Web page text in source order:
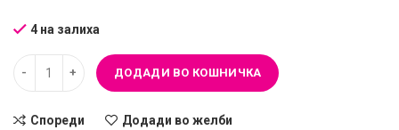
4 на залиха
ДОДАДИ ВО КОШНИЧКА
Спореди Додади во желби